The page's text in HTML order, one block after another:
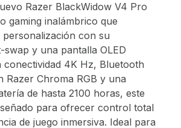
Razer BlackWidow V4 Pro
gaming inalámbrico que
con su
y una pantalla OLED
conectividad 4K Hz, Bluetooth
Razer Chroma RGB y una
de hasta 2100 horas, este
para ofrecer control total
de juego inmersiva. Ideal para